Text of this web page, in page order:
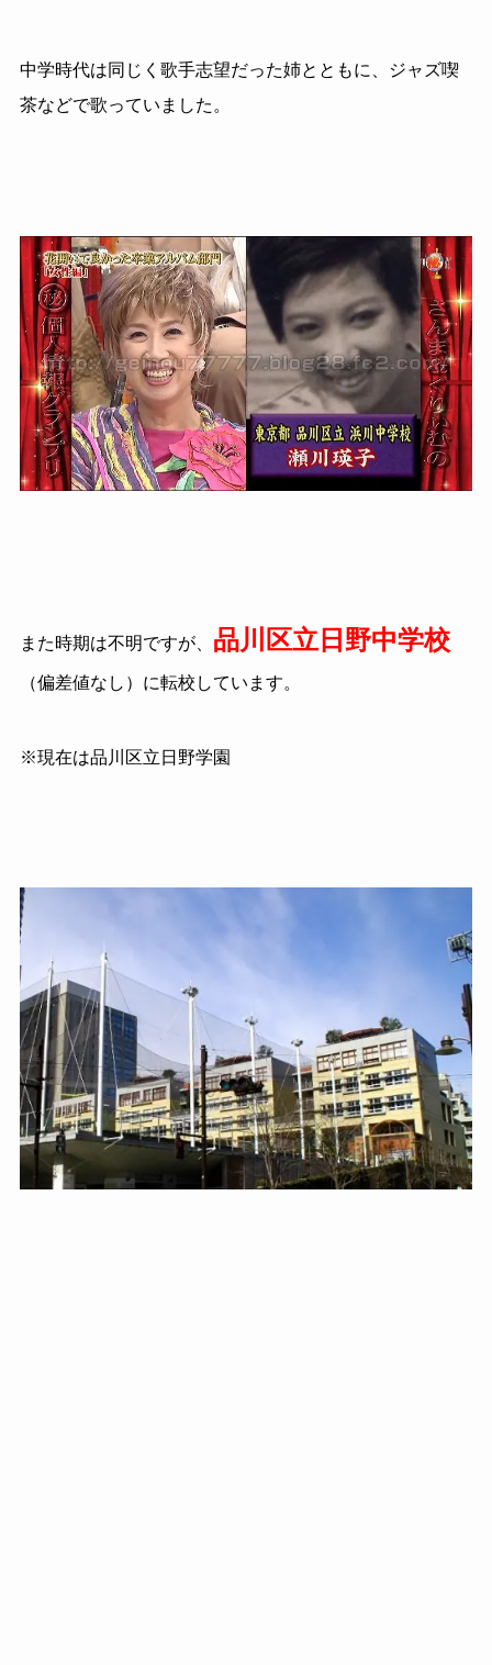
中学時代は同じく歌手志望だった姉とともに、ジャズ喫
茶などで歌っていました。
また時期は不明ですが、 品川区立日野中学校
（偏差値なし）に転校しています。
※現在は品川区立日野学園